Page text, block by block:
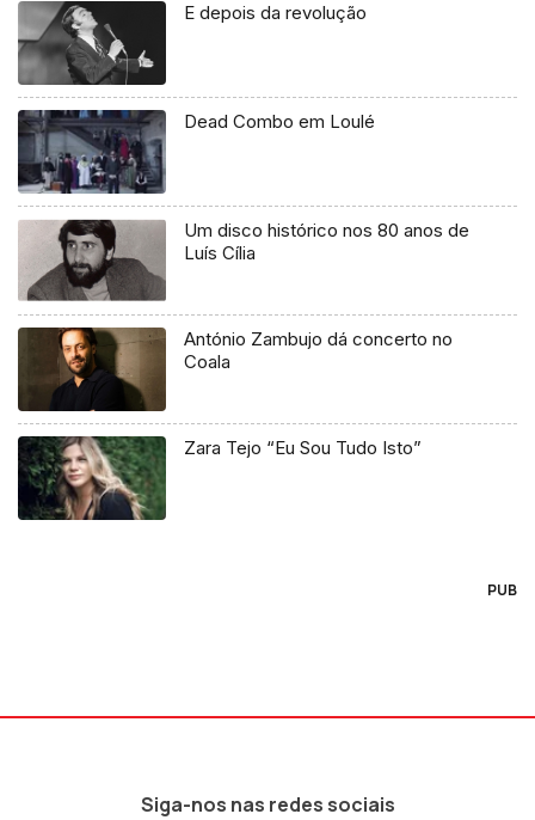
E depois da revolução
Dead Combo em Loulé
Um disco histórico nos 80 anos de
Luís Cília
António Zambujo dá concerto no
Coala
Zara Tejo “Eu Sou Tudo Isto”
PUB
Siga-nos nas redes sociais